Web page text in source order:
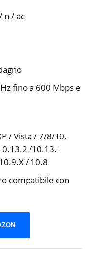
n / ac
fino a 600 Mbps e
/ Vista / 7/8/10,
/10.13.1
/ 10.8
compatibile con